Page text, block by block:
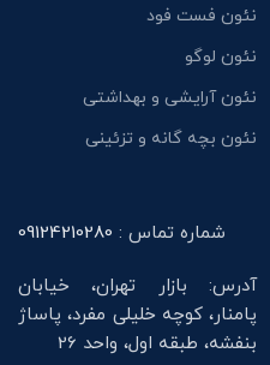
نئون فست فود
نئون لوگو
نئون آرایشی و بهداشتی
نئون بچه گانه و تزئینی
شماره تماس : 09124210280
آدرس: بازار تهران، خیابان
پامنار، کوچه خلیلی مفرد، پاساژ
بنفشه، طبقه اول، واحد 26